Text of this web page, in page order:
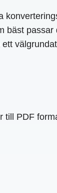
bäst passar
till PDF